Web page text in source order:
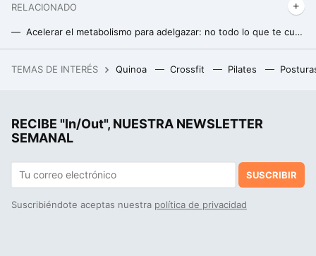
RELACIONADO
Acelerar el metabolismo para adelgazar: no todo lo que te cuentan funciona. Esto es lo que dicen los expertos
TEMAS DE INTERÉS Quinoa Crossfit Pilates
RECIBE "In/Out", NUESTRA NEWSLETTER
SEMANAL
SUSCRIBIR
Suscribiéndote aceptas nuestra política de privacidad